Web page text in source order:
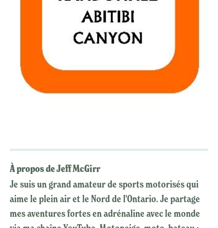
À propos de Jeff McGirr
Je suis un grand amateur de sports motorisés qui
aime le plein air et le Nord de l'Ontario. Je partage
mes aventures fortes en adrénaline avec le monde